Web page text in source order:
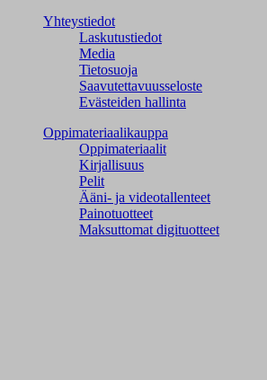
Yhteystiedot
Laskutustiedot
Media
Tietosuoja
Saavutettavuusseloste
Evästeiden hallinta
Oppimateriaalikauppa
Oppimateriaalit
Kirjallisuus
Pelit
Ääni- ja videotallenteet
Painotuotteet
Maksuttomat digituotteet